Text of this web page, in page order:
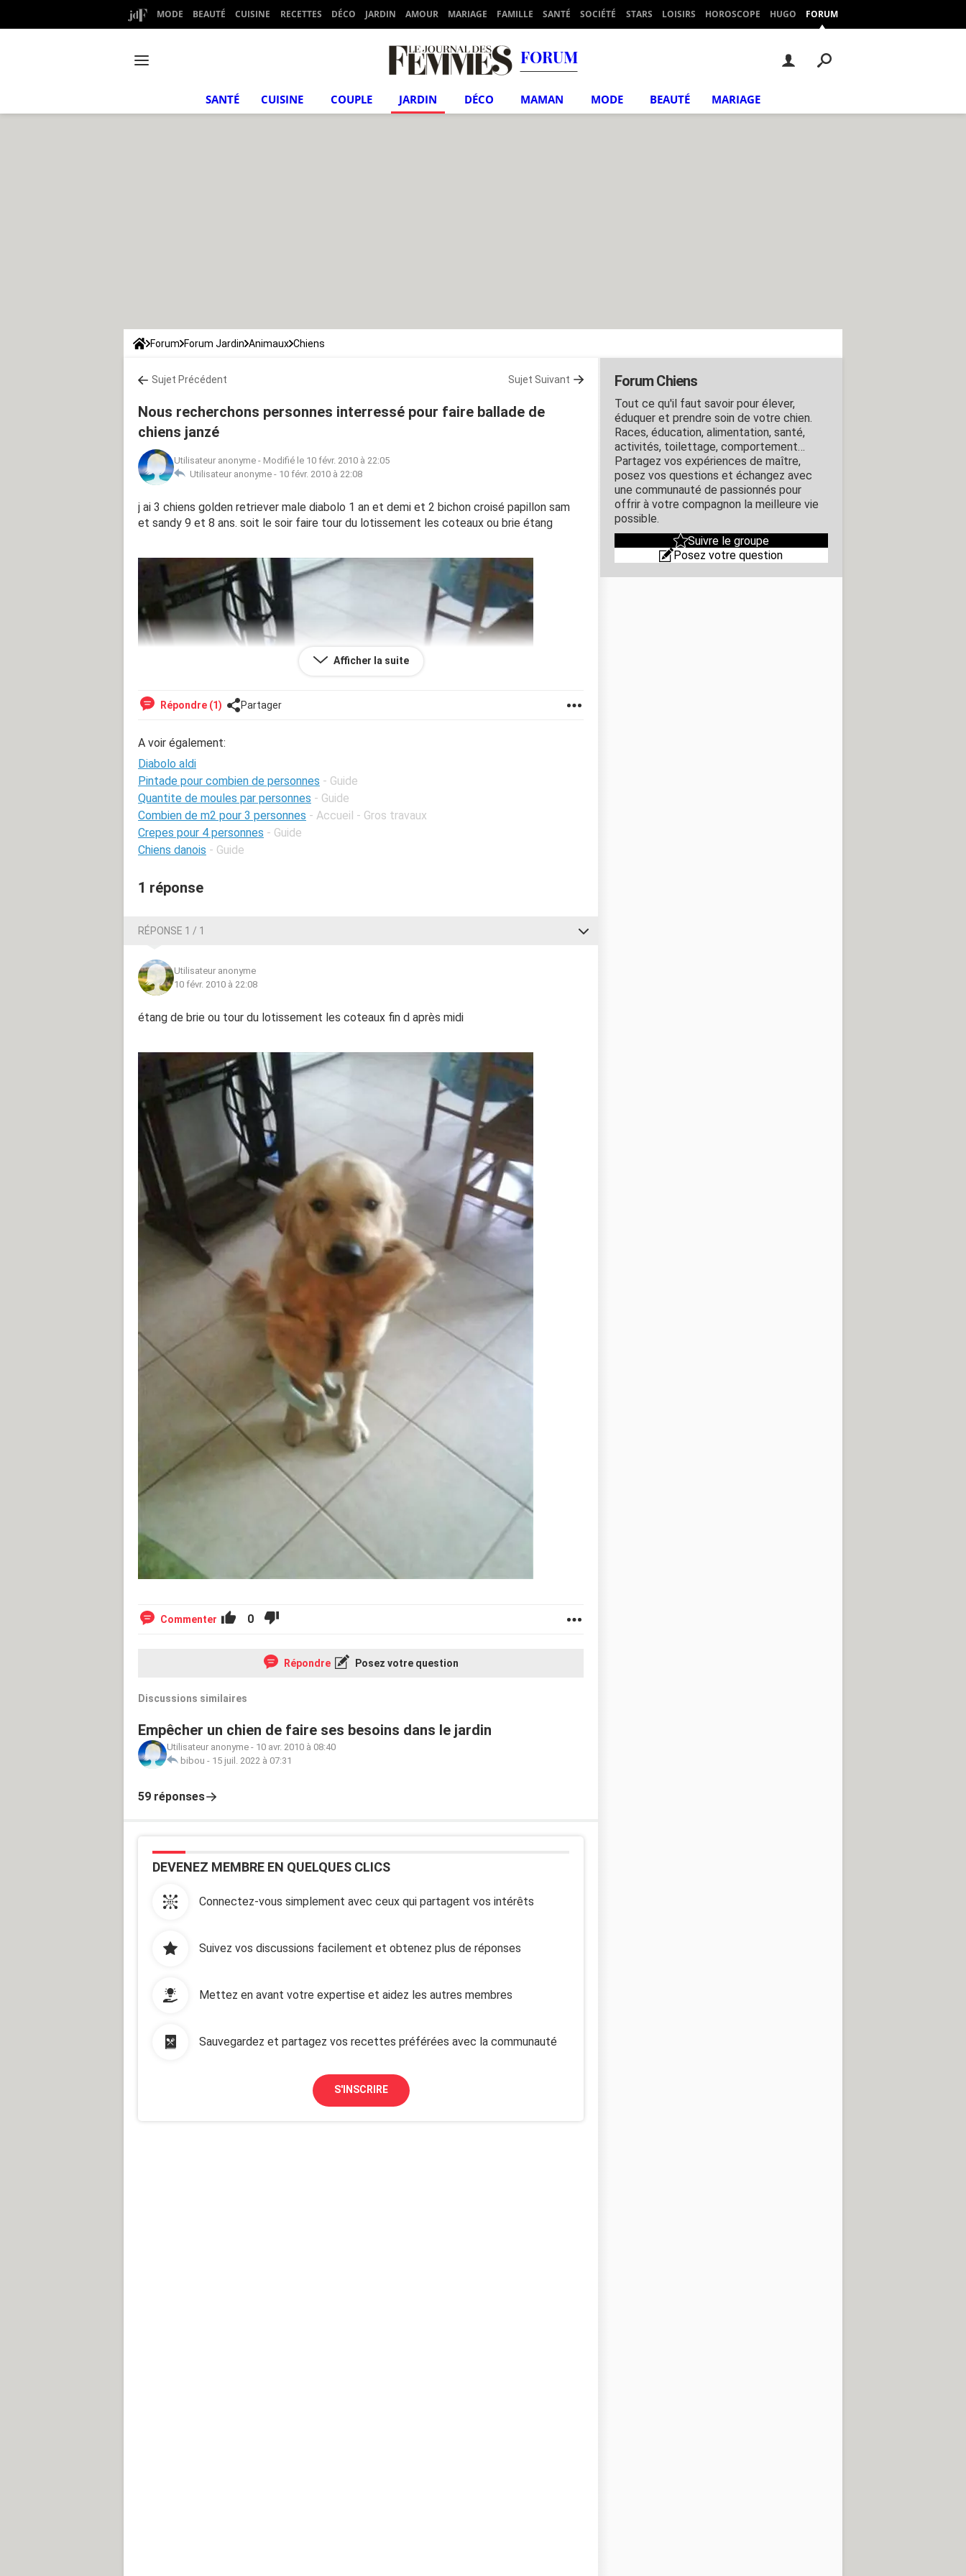
MODE BEAUTÉ CUISINE RECETTES DÉCO JARDIN AMOUR MARIAGE FAMILLE SANTÉ SOCIÉTÉ STARS LOISIRS HOROSCOPE HUGO FORUM
FORUM
SANTÉ CUISINE COUPLE JARDIN DÉCO MAMAN MODE BEAUTÉ MARIAGE
Forum Forum Jardin Animaux Chiens
Sujet Précédent Sujet Suivant
Nous recherchons personnes interressé pour faire ballade de
chiens janzé
Utilisateur anonyme - Modifié le 10 févr. 2010 à 22:05
Utilisateur anonyme - 10 févr. 2010 à 22:08
j ai 3 chiens golden retriever male diabolo 1 an et demi et 2 bichon croisé papillon sam
et sandy 9 et 8 ans. soit le soir faire tour du lotissement les coteaux ou brie étang
Afficher la suite
Répondre (1) Partager
A voir également:
Diabolo aldi
Pintade pour combien de personnes - Guide
Quantite de moules par personnes - Guide
Combien de m2 pour 3 personnes - Accueil - Gros travaux
Crepes pour 4 personnes - Guide
Chiens danois - Guide
1 réponse
RÉPONSE 1 / 1
Utilisateur anonyme
10 févr. 2010 à 22:08
étang de brie ou tour du lotissement les coteaux fin d après midi
Commenter 0
Répondre Posez votre question
Discussions similaires
Empêcher un chien de faire ses besoins dans le jardin
Utilisateur anonyme - 10 avr. 2010 à 08:40
bibou - 15 juil. 2022 à 07:31
59 réponses
DEVENEZ MEMBRE EN QUELQUES CLICS
Connectez-vous simplement avec ceux qui partagent vos intérêts
Suivez vos discussions facilement et obtenez plus de réponses
Mettez en avant votre expertise et aidez les autres membres
Sauvegardez et partagez vos recettes préférées avec la communauté
S'INSCRIRE
Forum Chiens
Tout ce qu'il faut savoir pour élever,
éduquer et prendre soin de votre chien.
Races, éducation, alimentation, santé,
activités, toilettage, comportement…
Partagez vos expériences de maître,
posez vos questions et échangez avec
une communauté de passionnés pour
offrir à votre compagnon la meilleure vie
possible.
Suivre le groupe
Posez votre question